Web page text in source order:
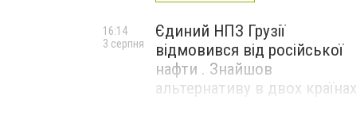
Єдиний НПЗ Грузії
відмовився від російської
нафти . Знайшов
альтернативу в двох країнах
16:14
3 серпня